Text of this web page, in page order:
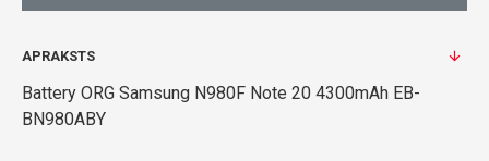
APRAKSTS
Battery ORG Samsung N980F Note 20 4300mAh EB-
BN980ABY